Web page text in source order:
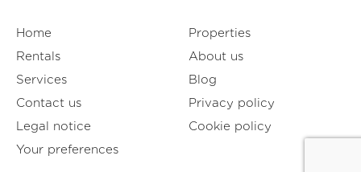
Home
Properties
Rentals
About us
Services
Blog
Contact us
Privacy policy
Legal notice
Cookie policy
Your preferences